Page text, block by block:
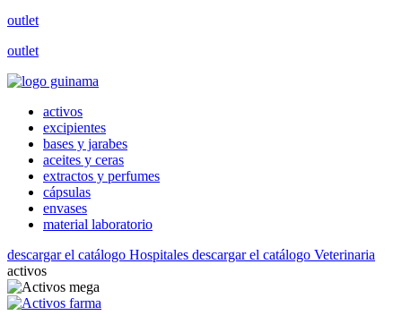
outlet
outlet
activos
excipientes
bases y jarabes
aceites y ceras
extractos y perfumes
cápsulas
envases
material laboratorio
descargar el catálogo Hospitales descargar el catálogo Veterinaria
activos